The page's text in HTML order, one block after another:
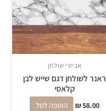
אביזרי שולחן
ראנר לשולחן דגם שייש לבן
קלאסי
₪58.00 הוספה לסל